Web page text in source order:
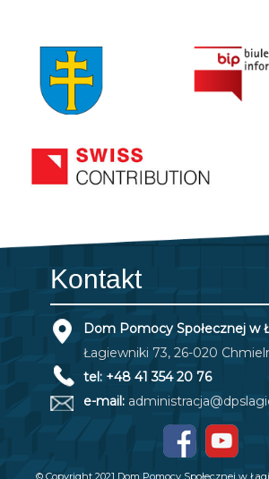
Kontakt
Dom Pomocy Społecznej w
Łagiewniki 73, 26-020
tel: +48 41 354 20 76
e-mail:
© Copyright 2021 Dom Pomocy Społecznej w